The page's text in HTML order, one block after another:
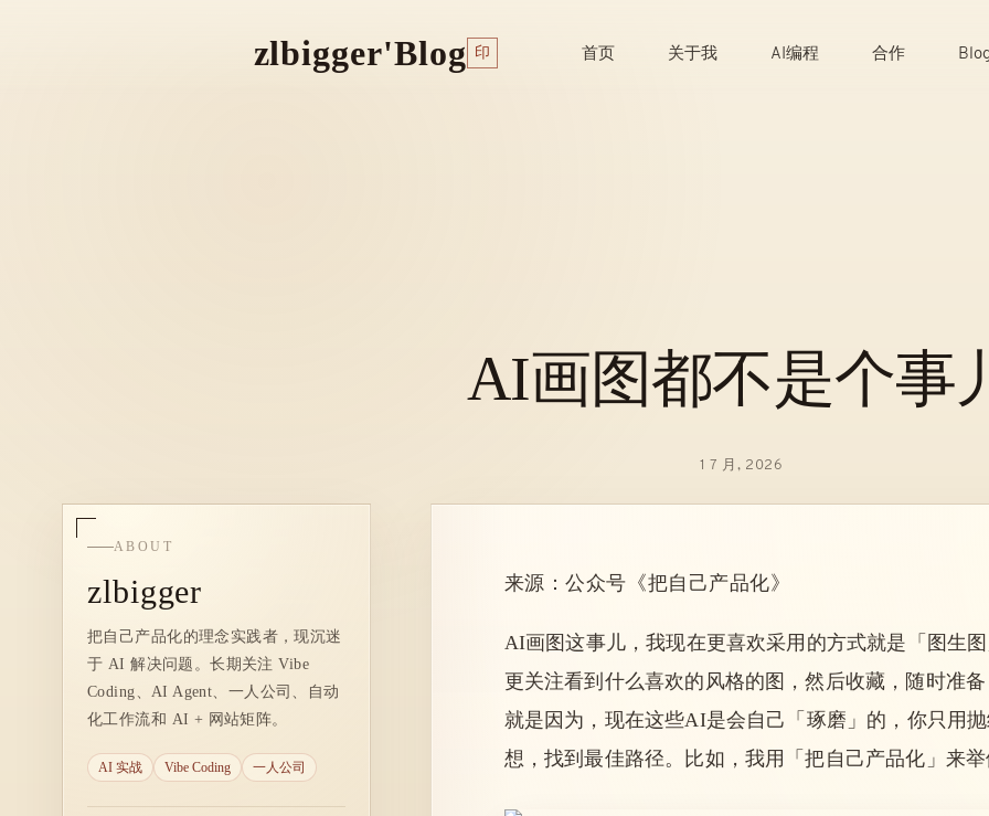
content
zlbigger'Blog 印 首页 关于我 AI编程 合作
AI画图都不是个事
1 7 月, 2026
ABOUT
zlbigger
把自己产品化的理念实践者，现沉迷
于 AI 解决问题。长期关注 Vibe
Coding、AI Agent、一人公司、自动
化工作流和 AI + 网站矩阵。
AI 实战 Vibe Coding 一人公司
来源：公众号《把自己产品化》
AI画图这事儿，我现在更喜欢采用的方式就是「图生
更关注看到什么喜欢的风格的图，然后收藏，随时准
就是因为，现在这些AI是会自己「琢磨」的，你只用
想，找到最佳路径。比如，我用「把自己产品化」来